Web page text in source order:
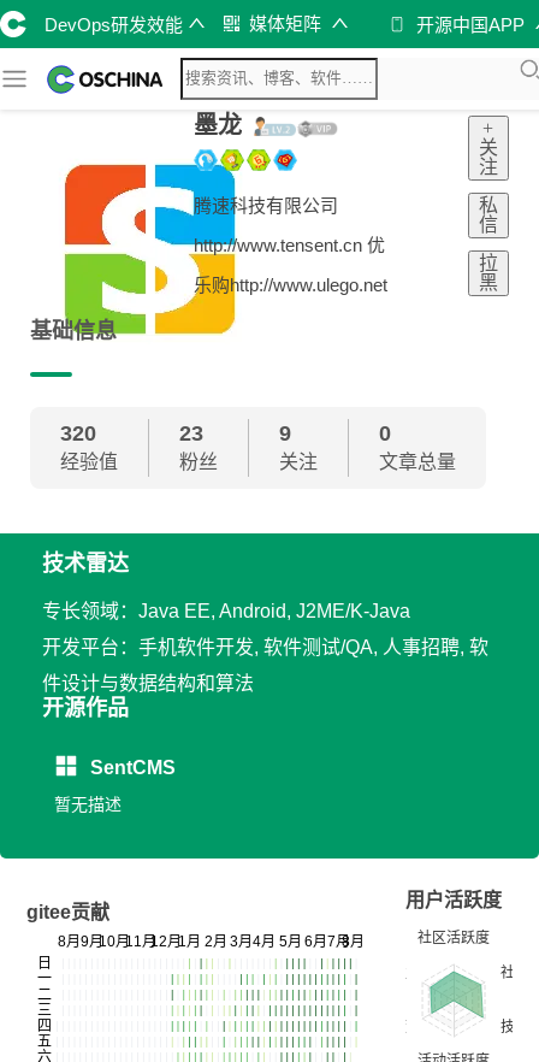
DevOps研发效能 媒体矩阵 开源中国APP
墨龙
腾速科技有限公司
http://www.tensent.cn 优
乐购http://www.ulego.net
+
关
注
私
信
拉
黑
基础信息
320
经验值
23
粉丝
9
关注
0
文章总量
技术雷达
专长领域：Java EE, Android, J2ME/K-Java
开发平台：手机软件开发, 软件测试/QA, 人事招聘, 软
件设计与数据结构和算法
开源作品
SentCMS
暂无描述
gitee贡献
用户活跃度